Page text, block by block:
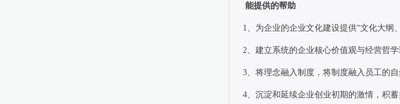
能提供的帮助
1 、为企业的企业文化建设提供“文化大纲
2 、建立系统的企业核心价值观与经营哲学
3 、将理念融入制度，将制度融入员工的自
4 、沉淀和延续企业创业初期的激情，积